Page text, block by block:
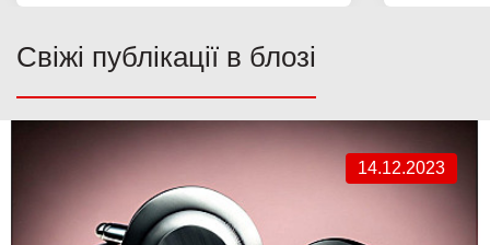
Свіжі публікації в блозі
14.12.2023